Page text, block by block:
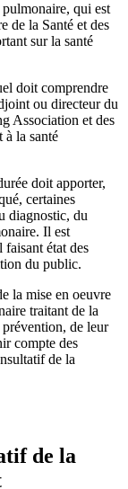
qui est
de la Santé et des
sur la santé
doit comprendre
ou directeur du
Association et des
à la santé
doit apporter,
certaines
diagnostic, du
Il est
faisant état des
du public.
la mise en oeuvre
traitant de la
de leur
compte des
de la
de la